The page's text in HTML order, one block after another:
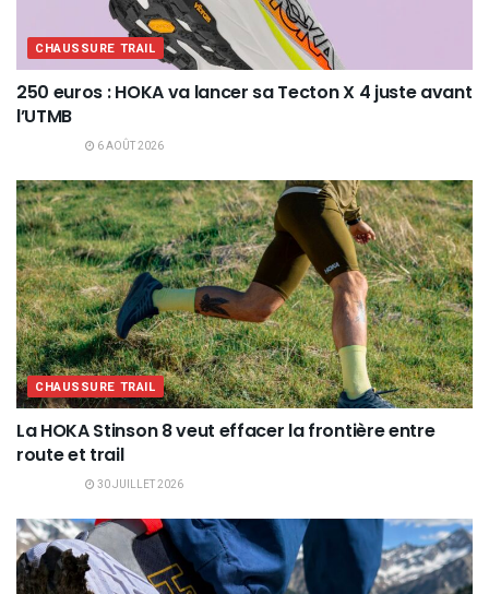
CHAUSSURE TRAIL
250 euros : HOKA va lancer sa Tecton X 4 juste avant
l’UTMB
6 AOÛT 2026
CHAUSSURE TRAIL
La HOKA Stinson 8 veut effacer la frontière entre
route et trail
30 JUILLET 2026